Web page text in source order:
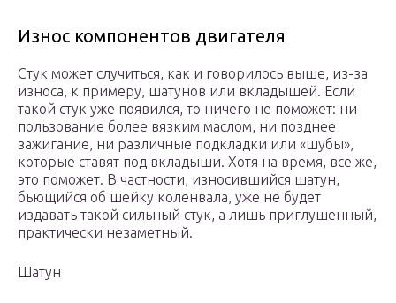
Износ компонентов двигателя
Стук может случиться, как и говорилось выше, из-за
износа, к примеру, шатунов или вкладышей. Если
такой стук уже появился, то ничего не поможет: ни
пользование более вязким маслом, ни позднее
зажигание, ни различные подкладки или «шубы»,
которые ставят под вкладыши. Хотя на время, все же,
это поможет. В частности, износившийся шатун,
бьющийся об шейку коленвала, уже не будет
издавать такой сильный стук, а лишь приглушенный,
практически незаметный.
Шатун